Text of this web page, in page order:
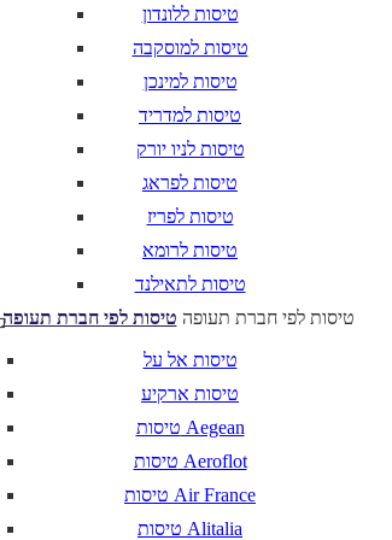
טיסות ללונדון
טיסות למוסקבה
טיסות למינכן
טיסות למדריד
טיסות לניו יורק
טיסות לפראג
טיסות לפריז
טיסות לרומא
טיסות לתאילנד
טיסות לפי חברת תעופה טיסות לפי חברת תעופה
טיסות אל על
טיסות ארקיע
טיסות Aegean
טיסות Aeroflot
טיסות Air France
טיסות Alitalia